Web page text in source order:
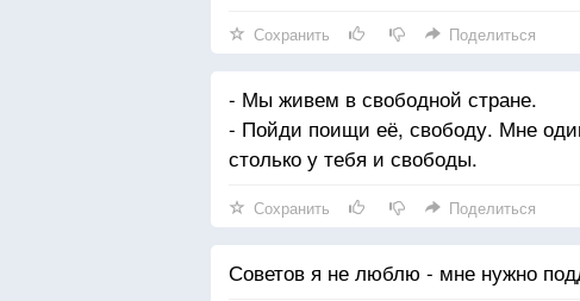
Сохранить Поделиться
- Мы живем в свободной стране.
- Пойди поищи её, свободу. Мне
столько у тебя и свободы.
Сохранить Поделиться
Советов я не люблю - мне нужно